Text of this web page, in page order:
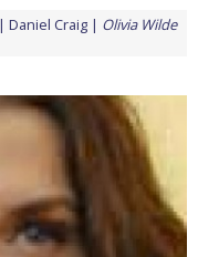
Daniel Craig
Olivia Wilde